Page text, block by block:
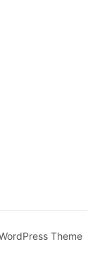
Theme